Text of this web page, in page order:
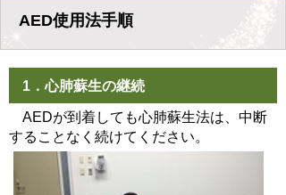
AED使用法手順
1．心肺蘇生の継続
AEDが到着しても心肺蘇生法は、中断
することなく続けてください。